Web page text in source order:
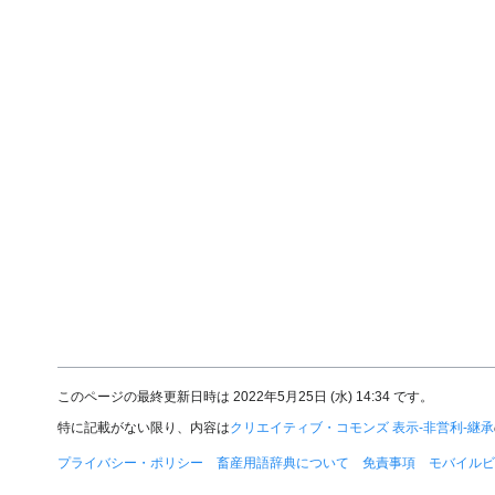
このページの最終更新日時は 2022年5月25日 (水) 14:34 です。
特に記載がない限り、内容はクリエイティブ・コモンズ 表示-非営利-継承
プライバシー・ポリシー 畜産用語辞典について 免責事項 モバイル